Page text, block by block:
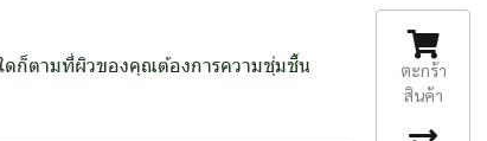
ดก็ตามที่ผิวของคุณต้องการความชุ่มชื้น
ตะกร้า
สินค้า